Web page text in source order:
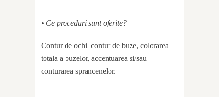
• Ce proceduri sunt oferite?
Contur de ochi, contur de buze, colorarea
totala a buzelor, accentuarea si/sau
conturarea sprancenelor.